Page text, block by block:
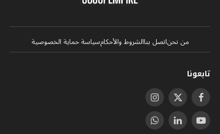
من نحناتصل بناالشروط والأحكامسياسة حماية الخصوصية
تابعونا
فيسبوكX
(Twitter)
الانستغرام
يوتيوب لينكدإنواتساب